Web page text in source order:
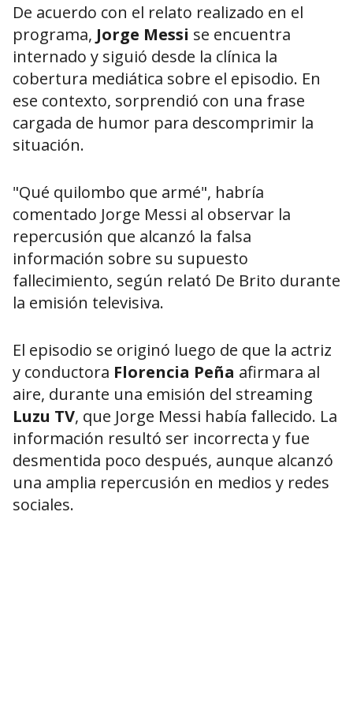
De acuerdo con el relato realizado en el
programa, Jorge Messi se encuentra
internado y siguió desde la clínica la
cobertura mediática sobre el episodio. En
ese contexto, sorprendió con una frase
cargada de humor para descomprimir la
situación.
"Qué quilombo que armé", habría
comentado Jorge Messi al observar la
repercusión que alcanzó la falsa
información sobre su supuesto
fallecimiento, según relató De Brito durante
la emisión televisiva.
El episodio se originó luego de que la actriz
y conductora Florencia Peña afirmara al
aire, durante una emisión del streaming
Luzu TV, que Jorge Messi había fallecido. La
información resultó ser incorrecta y fue
desmentida poco después, aunque alcanzó
una amplia repercusión en medios y redes
sociales.